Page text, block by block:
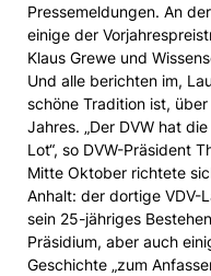
Pressemeldungen. An
einige der
Klaus Grewe und
Und alle berichten im,
schöne Tradition ist,
Jahres. „Der DVW hat
Lot“, so DVW-Präsident
Mitte Oktober richtete
Anhalt: der dortige VDV-
sein 25-jähriges
Präsidium, aber auch
Geschichte „zum